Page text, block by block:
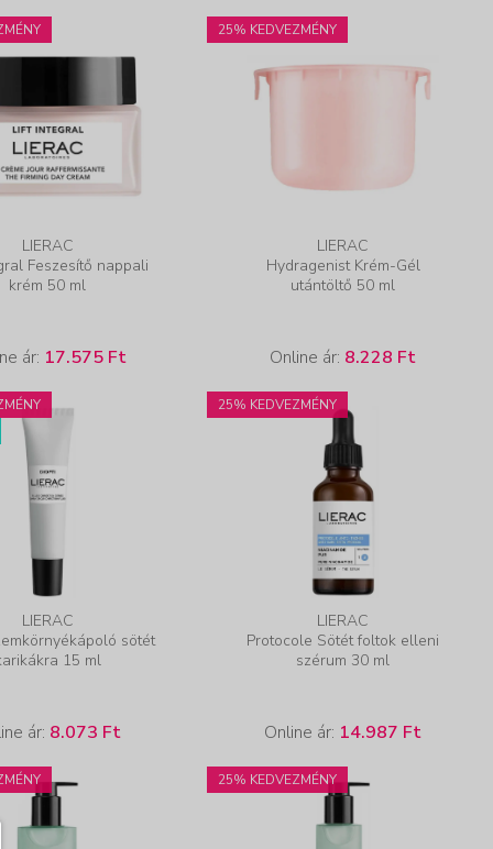
LIERAC
Feszesítő nappali
krém 50 ml
ár: 17.575 Ft
25% KEDVEZMÉNY
LIERAC
Hydragenist Krém-Gél
utántöltő 50 ml
Online ár: 8.228 Ft
LIERAC
sötét
15 ml
ár: 8.073 Ft
25% KEDVEZMÉNY
LIERAC
Protocole Sötét foltok elleni
szérum 30 ml
Online ár: 14.987 Ft
25% KEDVEZMÉNY